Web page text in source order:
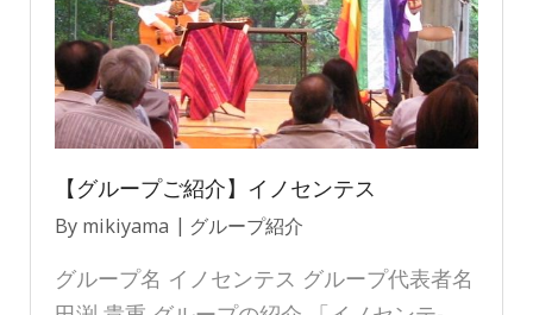
【グループご紹介】イノセンテス
By mikiyama グループ紹介
グループ名 イノセンテス グループ代表者名